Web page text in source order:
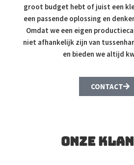
groot budget hebt of juist een
een passende oplossing en
Omdat we een eigen
niet afhankelijk zijn van
en bieden we altijd
CONTACT
Onze